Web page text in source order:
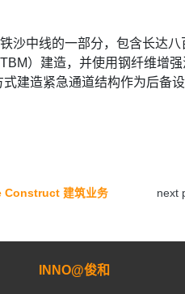
中线的一部分，包含长达
）建造，并使用钢纤维增
式建造紧急通道结构作为后备
Construct 建筑业务 next
INNO@俊和